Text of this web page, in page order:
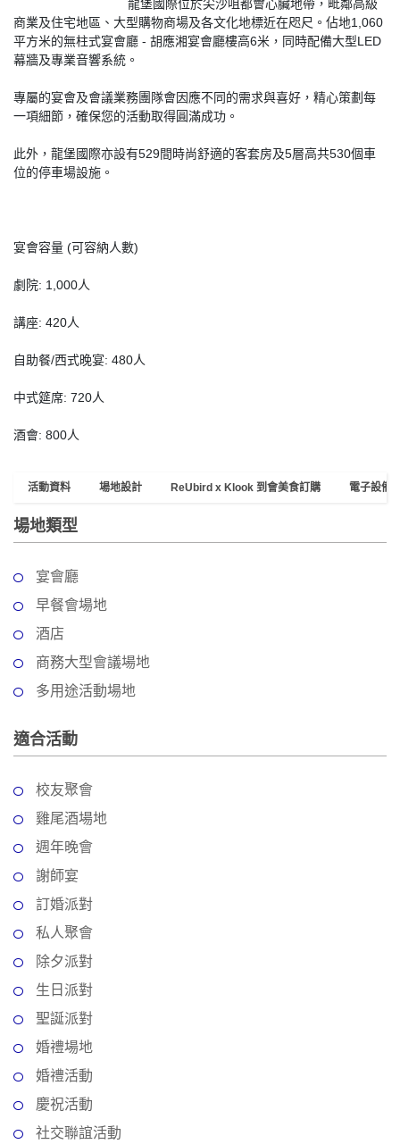
a
r
y
R
o
m
會
食
特
蛋
花
花
禮
禮
物
場
佈
用
即
食
即
煮
系
列
聚
會
拍
拖
餐
動
類
P
a
y
朋
聚
祝
生
拍
企
業
公
司
活
禮
子
活
動
動
攻
活
動
略
會
員
劃
員
需
交
軟
時
神
情
侶
願
單
商業及住宅地區、大型購物商場及各文化地標近在咫尺。佔地1,060
平方米的無柱式宴會廳 - 胡應湘宴會廳樓高6米，同時配備大型LED
幕牆及專業音響系統。
專屬的宴會及會議業務團隊會因應不同的需求與喜好，精心策劃每
一項細節，確保您的活動取得圓滿成功。
此外，龍堡國際亦設有529間時尚舒適的客套房及5層高共530個車
位的停車場設施。
宴會容量 (可容納人數)
劇院: 1,000人
講座: 420人
自助餐/西式晚宴: 480人
中式筵席: 720人
酒會: 800人
活動資料 場地設計 ReUbird x Klook 到會美食訂購 電子設備
場地類型
宴會廳
早餐會場地
酒店
商務大型會議場地
多用途活動場地
適合活動
校友聚會
雞尾酒場地
週年晚會
謝師宴
訂婚派對
私人聚會
除夕派對
生日派對
聖誕派對
婚禮場地
婚禮活動
慶祝活動
社交聯誼活動